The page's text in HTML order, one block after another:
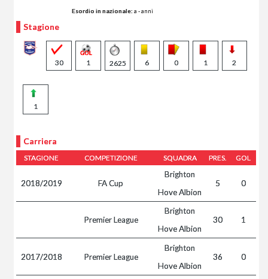
Esordio in nazionale: a - anni
Stagione
30 1 2625 6 0 1 2
1
Carriera
STAGIONE COMPETIZIONE SQUADRA PRES. GOL
2018/2019 FA Cup
Brighton
Hove Albion
5 0
Premier League
Brighton
Hove Albion
30 1
2017/2018 Premier League
Brighton
Hove Albion
36 0